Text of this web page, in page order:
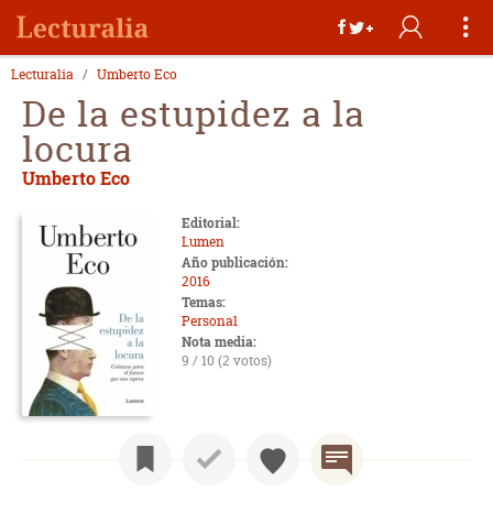
Lecturalia Umberto Eco
De la estupidez a la
locura
Umberto Eco
Editorial:
Lumen
Año publicación:
2016
Temas:
Personal
Nota media:
9 / 10 (2 votos)